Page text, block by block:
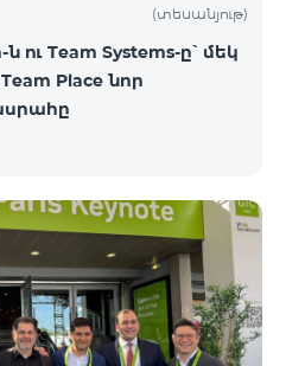
(տեսանյութ)
ու Team Systems-ը՝ մեկ
Place նոր